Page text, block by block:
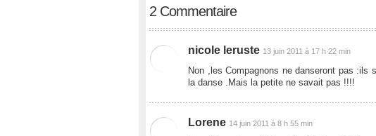
2 Commentaire
nicole leruste 13 juin 2011 à 17 h 22 min
Non ,les Compagnons ne danseront pas :ils
la danse .Mais la petite ne savait pas !!!!
Lorene 14 juin 2011 à 8 h 55 min